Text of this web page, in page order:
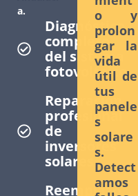
a.
Diagnóstico
completo
del sistema
fotovoltaico
Reparación
profesional
de
inversores
solares
Reemplazo
o y
prolon
gar la
vida
útil de
tus
panele
s
solare
s.
Detect
amos